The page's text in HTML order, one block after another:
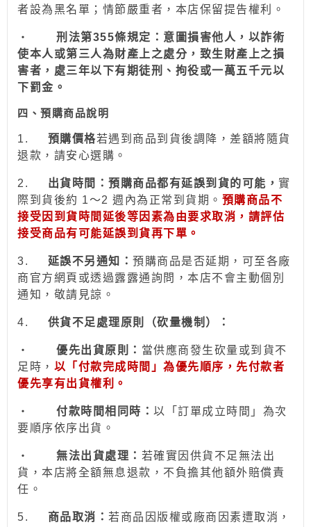
者設為 黑名單；情節嚴重者， 本店保留提告權利 。
‧
刑法第355條規定：意圖損害他人，以詐術
使本人或第三人為財產上之處分，致生財產上之損
害者，處三年以下有期徒刑、拘役或一萬五千元以
下罰金。
四、預購商品說明
1. 預購價格若遇到 商品到貨後調降，差額將隨貨
退款，請安心選購。
2. 出貨時間：預購商品都有延誤到貨的可能， 實
際到貨後約 1～2 週內為正常到貨期。 預購商品不
接受因到貨時間 延後等因素為由要求取消，請評估
接受商品有可能延誤到貨再下單。
3. 延誤不另通知： 預購商品是否延期，可至各廠
商官方網頁或透過露露通詢問，本店不會主動個別
通知 ，敬請見諒。
4. 供貨不足處理原則（砍量機制）：
‧ 優先出貨原則： 當供應商發生砍量或到貨不
足時， 以「付款完成時間」為優先順序，先付款者
優先享有出貨權利。
‧ 付款時間相同時： 以「訂單成立時間」為次
要順序依序出貨。
‧ 無法出貨處理： 若確實因供貨不足無法出
貨，本店將全額無息退款，不負擔其他額外賠償責
任。
5. 商品取消： 若商品因版權或廠商因素遭取消，